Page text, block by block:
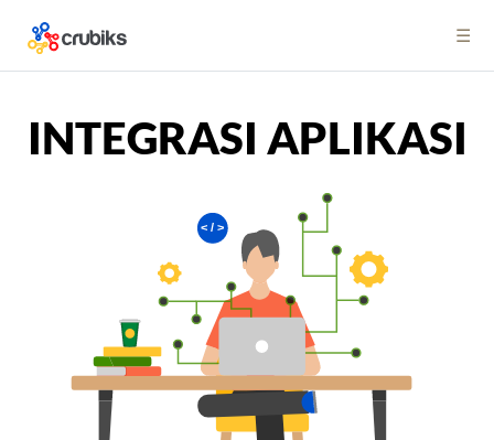
☰
INTEGRASI APLIKASI